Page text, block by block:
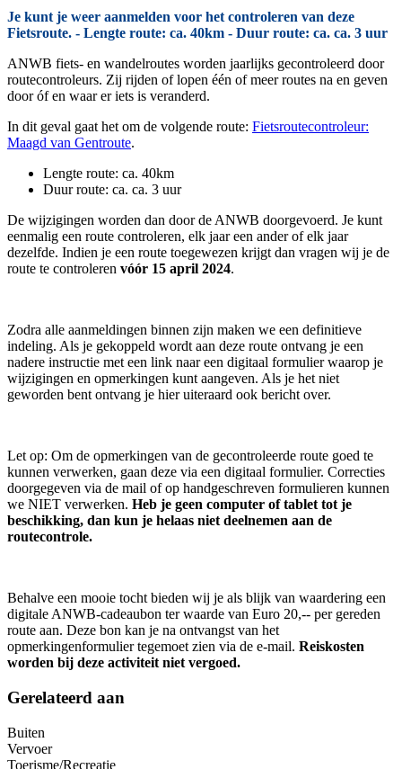
Je kunt je weer aanmelden voor het controleren van deze
Fietsroute. - Lengte route: ca. 40km - Duur route: ca. ca. 3 uur
ANWB fiets- en wandelroutes worden jaarlijks gecontroleerd door
routecontroleurs. Zij rijden of lopen één of meer routes na en geven
door óf en waar er iets is veranderd.
In dit geval gaat het om de volgende route: Fietsroutecontroleur:
Maagd van Gentroute.
Lengte route: ca. 40km
Duur route: ca. ca. 3 uur
De wijzigingen worden dan door de ANWB doorgevoerd. Je kunt
eenmalig een route controleren, elk jaar een ander of elk jaar
dezelfde. Indien je een route toegewezen krijgt dan vragen wij je de
route te controleren vóór 15 april 2024.
Zodra alle aanmeldingen binnen zijn maken we een definitieve
indeling. Als je gekoppeld wordt aan deze route ontvang je een
nadere instructie met een link naar een digitaal formulier waarop je
wijzigingen en opmerkingen kunt aangeven. Als je het niet
geworden bent ontvang je hier uiteraard ook bericht over.
Let op: Om de opmerkingen van de gecontroleerde route goed te
kunnen verwerken, gaan deze via een digitaal formulier. Correcties
doorgegeven via de mail of op handgeschreven formulieren kunnen
we NIET verwerken. Heb je geen computer of tablet tot je
beschikking, dan kun je helaas niet deelnemen aan de
routecontrole.
Behalve een mooie tocht bieden wij je als blijk van waardering een
digitale ANWB-cadeaubon ter waarde van Euro 20,-- per gereden
route aan. Deze bon kan je na ontvangst van het
opmerkingenformulier tegemoet zien via de e-mail. Reiskosten
worden bij deze activiteit niet vergoed.
Gerelateerd aan
Buiten
Vervoer
Toerisme/Recreatie